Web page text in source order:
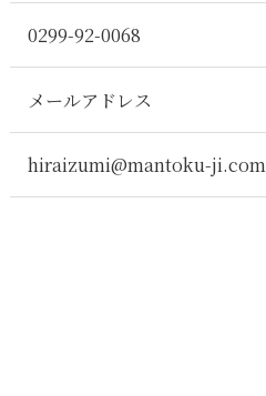
0299-92-0068
メールアドレス
hiraizumi@mantoku-ji.com